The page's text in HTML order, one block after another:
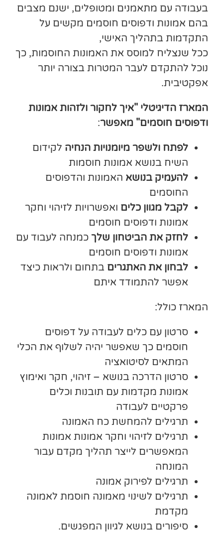
בעבודה עם מתאמנים ומטופלים, ישנם מצבים
בהם אמונות ודפוסים חוסמים מקשים על
התקדמות בתהליך האישי,
ככל שנצליח למוסס את האמונות החוסמות, כך
נוכל להתקדם לעבר המטרות בצורה יותר
אפקטיבית.
המארז הדיגיטלי "איך לחקור ולזהות אמונות
ודפוסים חוסמים" מאפשר:
לפתח ולשפר מיומנויות הנחיה לקידום
השיח בנושא אמונות חוסמות
להעמיק בנושא האמונות והדפוסים
החוסמים
לקבל מגוון כלים ואפשרויות לזיהוי וחקר
אמונות ודפוסים חוסמים
לחזק את הביטחון שלך כמנחה לעבוד עם
אמונות ודפוסים חוסמים
לבחון את האתגרים בתחום ולראות כיצד
אפשר להתמודד איתם
המארז כולל:
סרטון עם כלים לעבודה על דפוסים
חוסמים כך שאפשר יהיה לשלוף את הכלי
המתאים לסיטואציה
סרטון הדרכה בנושא – זיהוי, חקר ואימוץ
אמונות מקדמות עם תובנות וכלים
פרקטיים לעבודה
תרגילים להמחשת כח האמונה
תרגילים לזיהוי וחקר אמונות אמונות
המאפשרים לייצר תהליך מקדם עבור
המונחה
תרגילים לפירוק אמונה
תרגילים לשינוי מאמונה חוסמת לאמונה
מקדמת
סיפורים בנושא לגיוון המפגשים.